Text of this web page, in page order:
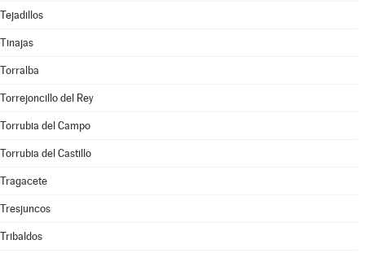
Tejadillos
Tinajas
Torralba
Torrejoncillo del Rey
Torrubia del Campo
Torrubia del Castillo
Tragacete
Tresjuncos
Tribaldos